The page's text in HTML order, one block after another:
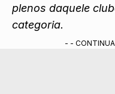
plenos daquele
categoria.
- -